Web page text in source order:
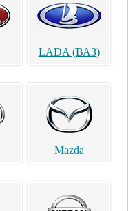
LADA (ВАЗ)
Mazda